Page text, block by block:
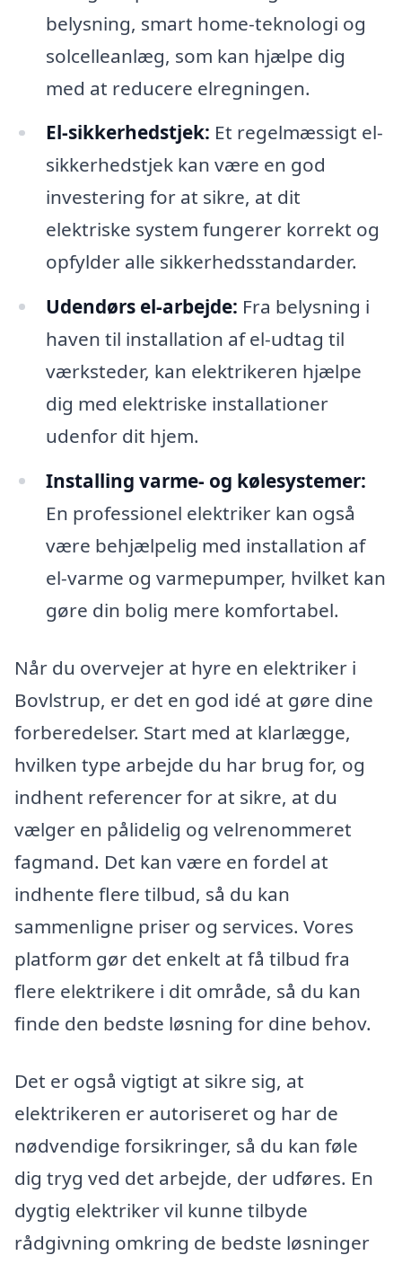
belysning, smart home-teknologi og
solcelleanlæg, som kan hjælpe dig
med at reducere elregningen.
El-sikkerhedstjek: Et regelmæssigt el-
sikkerhedstjek kan være en god
investering for at sikre, at dit
elektriske system fungerer korrekt og
opfylder alle sikkerhedsstandarder.
Udendørs el-arbejde: Fra belysning i
haven til installation af el-udtag til
værksteder, kan elektrikeren hjælpe
dig med elektriske installationer
udenfor dit hjem.
Installing varme- og kølesystemer:
En professionel elektriker kan også
være behjælpelig med installation af
el-varme og varmepumper, hvilket kan
gøre din bolig mere komfortabel.
Når du overvejer at hyre en elektriker i
Bovlstrup, er det en god idé at gøre dine
forberedelser. Start med at klarlægge,
hvilken type arbejde du har brug for, og
indhent referencer for at sikre, at du
vælger en pålidelig og velrenommeret
fagmand. Det kan være en fordel at
indhente flere tilbud, så du kan
sammenligne priser og services. Vores
platform gør det enkelt at få tilbud fra
flere elektrikere i dit område, så du kan
finde den bedste løsning for dine behov.
Det er også vigtigt at sikre sig, at
elektrikeren er autoriseret og har de
nødvendige forsikringer, så du kan føle
dig tryg ved det arbejde, der udføres. En
dygtig elektriker vil kunne tilbyde
rådgivning omkring de bedste løsninger